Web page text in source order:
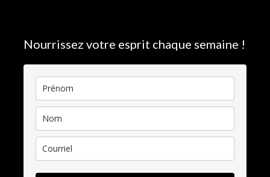
Nourrissez votre esprit chaque semaine !